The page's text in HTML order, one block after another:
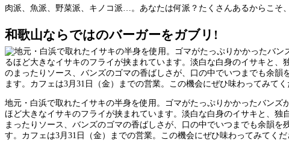
肉派、魚派、野菜派、キノコ派…。あなたは何派？たくさんあるからこ
和歌山ならではのバーガーをガブリ!
地元・白浜で取れたイサキの半身を使用。ゴマがたっぷりかかったバンズ
ほど大きなイサキのフライが挟まれています。淡白な白身のイサキと、独
まったりソース、バンズのゴマの香ばしさが、口の中でいつまでも余韻を
す。カフェは3月31日（金）までの営業。この機会にぜひ味わってみてくだ